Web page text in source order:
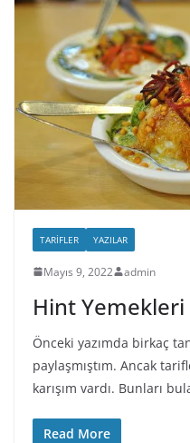
TARIFLER YAZILAR
Mayıs 9, 2022 admin
Hint Yemekleri
Önceki yazımda birkaç
paylaşmıştım. Ancak
karışım vardı. Bunları
Read More